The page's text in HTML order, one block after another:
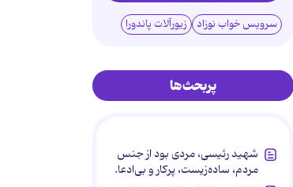
سرویس خواب نوزاد زیورآلات پاندورا
پربحث‌ها
شهید رئیسی، مردی بود از جنس
مردم، ساده‌زیست، پرکار و بی‌ادعا.